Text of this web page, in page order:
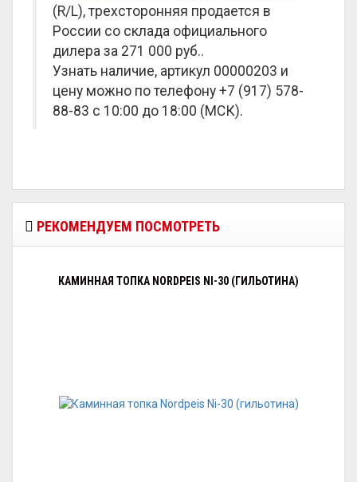
(R/L), трехсторонняя продается в
России со склада официального
дилера за 271 000 руб..
Узнать наличие, артикул 00000203 и
цену можно по телефону +7 (917) 578-
88-83 с 10:00 до 18:00 (МСК).
РЕКОМЕНДУЕМ ПОСМОТРЕТЬ
КАМИННАЯ ТОПКА NORDPEIS NI-30 (ГИЛЬОТИНА)